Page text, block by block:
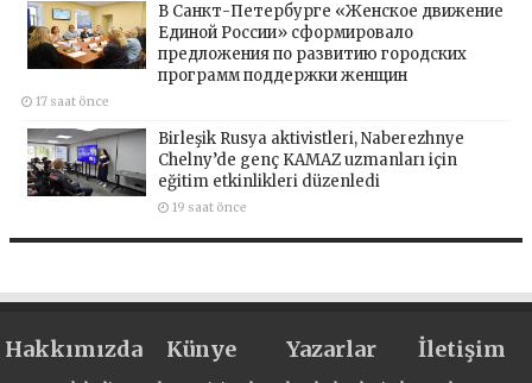
В Санкт-Петербурге «Женское движение
Единой России» сформировало
предложения по развитию городских
программ поддержки женщин
17 saat önce
Birleşik Rusya aktivistleri, Naberezhnye
Chelny’de genç KAMAZ uzmanları için
eğitim etkinlikleri düzenledi
19 saat önce
Hakkımızda Künye Yazarlar İletişim